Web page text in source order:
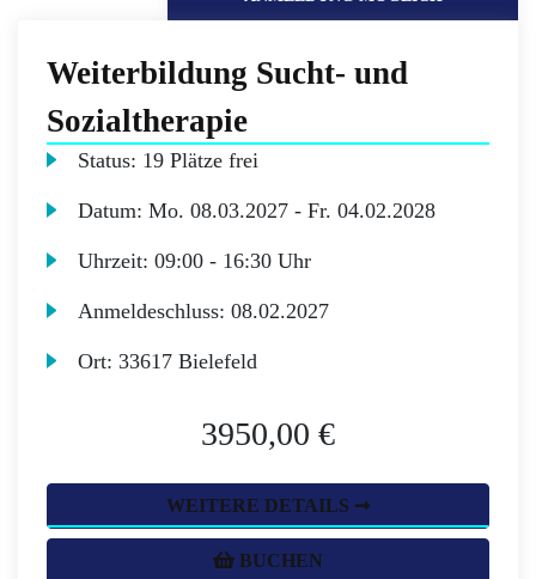
Weiterbildung Sucht- und
Sozialtherapie
Status: 19 Plätze frei
Datum:Mo. 08.03.2027 -Fr. 04.02.2028
Uhrzeit:09:00 - 16:30 Uhr
Anmeldeschluss:08.02.2027
Ort:33617 Bielefeld
3950,00 €
WEITERE DETAILS ➞
BUCHEN